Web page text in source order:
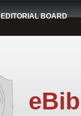
EDITORIAL BOARD